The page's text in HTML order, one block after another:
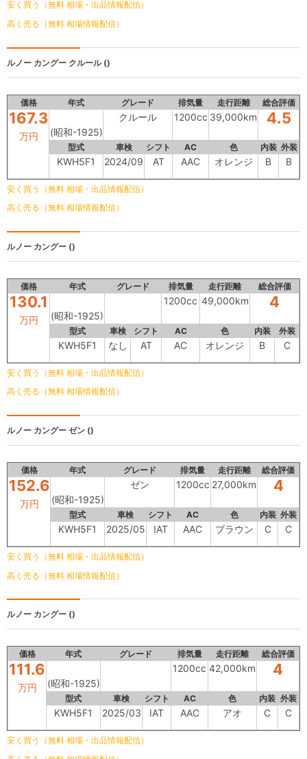
安く買う（無料 相場・出品情報配信）
高く売る（無料 相場情報配信）
ルノー カングー クルール ()
価格 年式 グレード 排気量 走行距離 総合評価
167.3
万円 (昭和-1925)
クルール 1200cc 39,000km 4.5
型式 車検 シフト AC 色 内装 外装
KWH5F1 2024/09 AT AAC オレンジ B B
安く買う（無料 相場・出品情報配信）
高く売る（無料 相場情報配信）
ルノー カングー ()
価格 年式 グレード 排気量 走行距離 総合評価
130.1
万円 (昭和-1925)
1200cc 49,000km 4
型式 車検 シフト AC 色 内装 外装
KWH5F1 なし AT AC オレンジ B C
安く買う（無料 相場・出品情報配信）
高く売る（無料 相場情報配信）
ルノー カングー ゼン ()
価格 年式 グレード 排気量 走行距離 総合評価
152.6
万円 (昭和-1925)
ゼン 1200cc 27,000km 4
型式 車検 シフト AC 色 内装 外装
KWH5F1 2025/05 IAT AAC ブラウン C C
安く買う（無料 相場・出品情報配信）
高く売る（無料 相場情報配信）
ルノー カングー ()
価格 年式 グレード 排気量 走行距離 総合評価
111.6
万円 (昭和-1925)
1200cc 42,000km 4
型式 車検 シフト AC 色 内装 外装
KWH5F1 2025/03 IAT AAC アオ C C
安く買う（無料 相場・出品情報配信）